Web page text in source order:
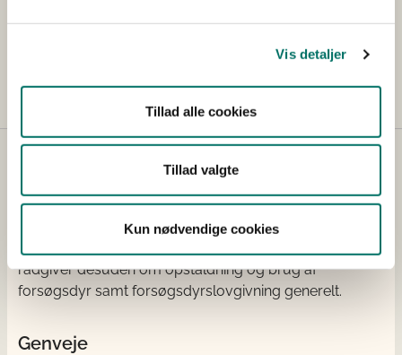
Vis detaljer
Tillad alle cookies
Tillad valgte
Kun nødvendige cookies
snarest herefter modtage et brev fra
Dyreforsøgstilsynet
Dyreforsøgstilsynet behandler ansøgninger om
dyreforsøg og foretager inspektioner af alle
dyreforsøgsfaciliteter i Danmark. Dyreforsøgstilsynet
rådgiver desuden om opstaldning og brug af
forsøgsdyr samt forsøgsdyrslovgivning generelt.
Genveje